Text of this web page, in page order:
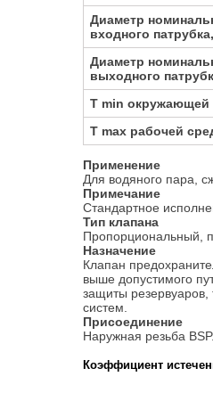
Диаметр
входного
Диаметр
выходного
T min окружающей
T max рабочей
Применение
Для водяного пара,
Примечание
Стандартное
Тип клапана
Пропорциональный,
Назначение
Клапан
выше допустимого
защиты резервуаров,
систем.
Присоединение
Наружная резьба
Коэффициент